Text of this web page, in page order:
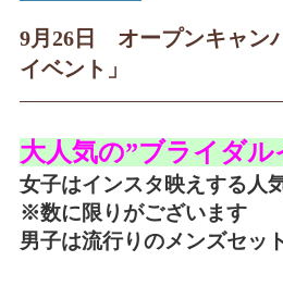
就職について
学生・保護者向け
一般サロン向け
後援会向け
学校情報
9月26日 オープンキャン
イベント」
大人気の”ブライダル
女子はインスタ映えする人
※数に限りがございます
男子は流行りのメンズセッ